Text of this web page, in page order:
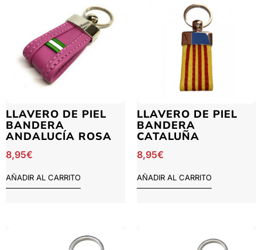
LLAVERO DE PIEL
BANDERA
ANDALUCÍA ROSA
8,95€
AÑADIR AL CARRITO
LLAVERO DE PIEL
BANDERA
CATALUÑA
8,95€
AÑADIR AL CARRITO